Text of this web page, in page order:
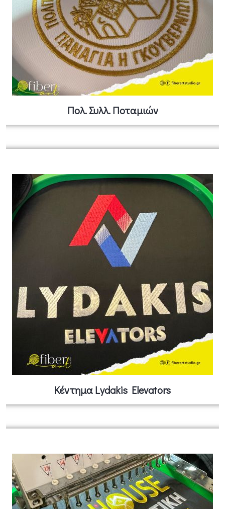
Πολ. Συλλ. Ποταμιών
Κέντημα Lydakis Elevators